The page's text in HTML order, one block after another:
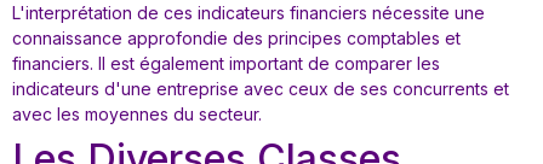
L'interprétation de ces indicateurs financiers nécessite une
connaissance approfondie des principes comptables et
financiers. Il est également important de comparer les
indicateurs d'une entreprise avec ceux de ses concurrents et
avec les moyennes du secteur.